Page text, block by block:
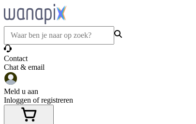
Contact
Chat & email
Meld u aan
Inloggen of registreren